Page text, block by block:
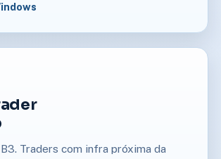
Traders com infra próxima da